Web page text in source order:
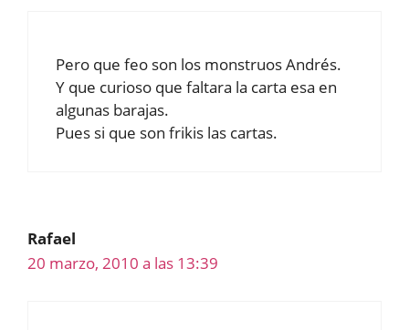
Pero que feo son los monstruos Andrés.
Y que curioso que faltara la carta esa en
algunas barajas.
Pues si que son frikis las cartas.
Rafael
20 marzo, 2010 a las 13:39